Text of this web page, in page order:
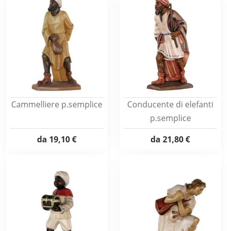
Cammelliere p.semplice
da 19,10 €
Conducente di elefanti
p.semplice
da 21,80 €